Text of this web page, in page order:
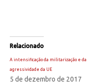
Relacionado
A intensificação da militarização e da
agressividade da UE
5 de dezembro de 2017